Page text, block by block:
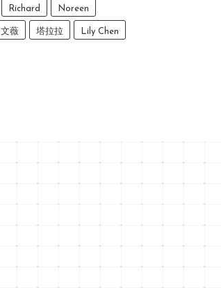
Richard Noreen
文薇 塔拉拉 Lily Chen